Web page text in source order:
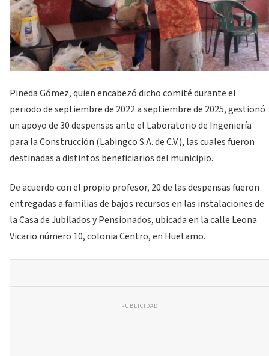
Pineda Gómez, quien encabezó dicho comité durante el
periodo de septiembre de 2022 a septiembre de 2025, gestionó
un apoyo de 30 despensas ante el Laboratorio de Ingeniería
para la Construcción (Labingco S.A. de C.V.), las cuales fueron
destinadas a distintos beneficiarios del municipio.
De acuerdo con el propio profesor, 20 de las despensas fueron
entregadas a familias de bajos recursos en las instalaciones de
la Casa de Jubilados y Pensionados, ubicada en la calle Leona
Vicario número 10, colonia Centro, en Huetamo.
PUBLICIDAD